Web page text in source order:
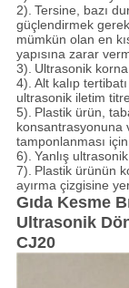
2). Tersine, bazı
güçlendirmek
mümkün olan en
yapısına zarar
3). Ultrasonik korna
4). Alt kalıp
ultrasonik iletim
5). Plastik ürün,
konsantrasyonuna
tamponlanması
6). Yanlış
7). Plastik ürünün
ayırma çizgisine
Gıda Kesme
Ultrasonik
CJ20